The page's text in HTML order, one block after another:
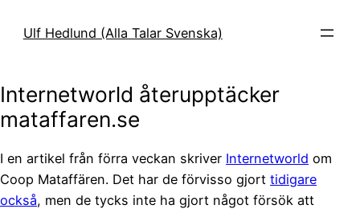
Ulf Hedlund (Alla Talar Svenska)
Internetworld återupptäcker
mataffaren.se
I en artikel från förra veckan skriver Internetworld om
Coop Mataffären. Det har de förvisso gjort tidigare
också, men de tycks inte ha gjort något försök att